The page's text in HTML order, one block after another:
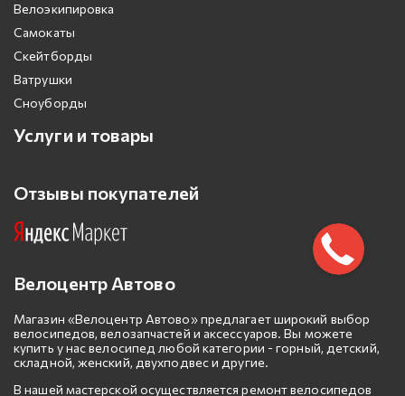
Велоэкипировка
Самокаты
Скейтборды
Ватрушки
Сноуборды
Услуги и товары
Отзывы покупателей
Велоцентр Автово
Магазин «Велоцентр Автово» предлагает широкий выбор
велосипедов, велозапчастей и аксессуаров. Вы можете
купить у нас велосипед любой категории - горный, детский,
складной, женский, двухподвес и другие.
В нашей мастерской осуществляется ремонт велосипедов